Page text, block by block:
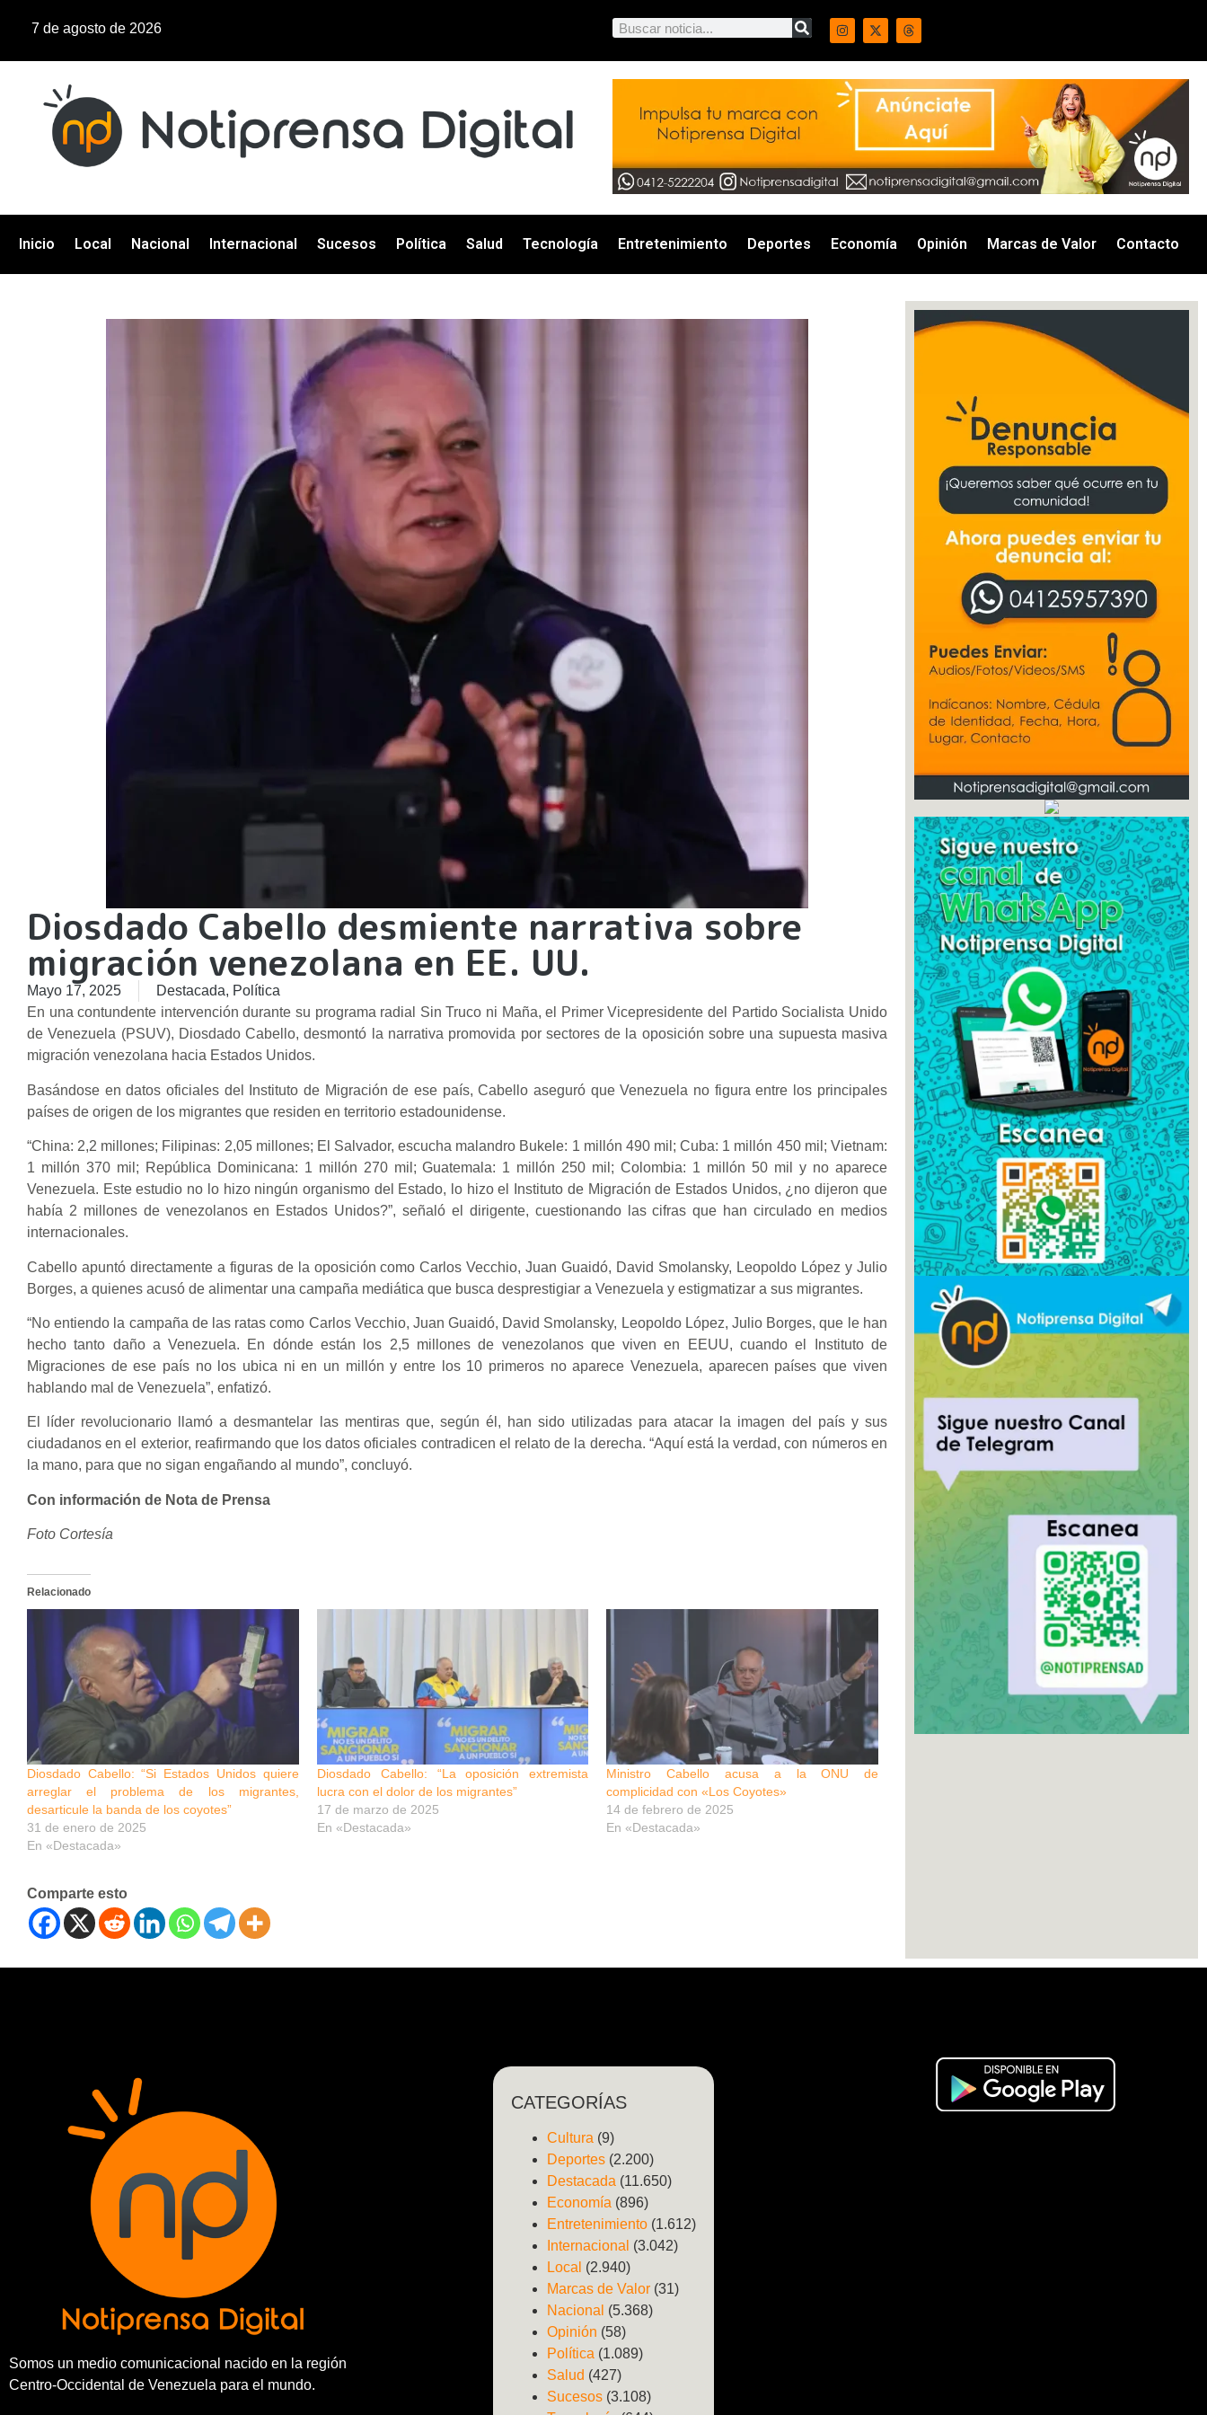
7 de agosto de 2026
Inicio Local Nacional Internacional Sucesos Política Salud Tecnología Entretenimiento Deportes Economía Opinión Marcas de Valor Contacto
Diosdado Cabello desmiente narrativa sobre
migración venezolana en EE. UU.
Mayo 17, 2025 Destacada, Política
En una contundente intervención durante su programa radial Sin Truco ni Maña, el Primer Vicepresidente del Partido Socialista Unido
de Venezuela (PSUV), Diosdado Cabello, desmontó la narrativa promovida por sectores de la oposición sobre una supuesta masiva
migración venezolana hacia Estados Unidos.
Basándose en datos oficiales del Instituto de Migración de ese país, Cabello aseguró que Venezuela no figura entre los principales
países de origen de los migrantes que residen en territorio estadounidense.
“China: 2,2 millones; Filipinas: 2,05 millones; El Salvador, escucha malandro Bukele: 1 millón 490 mil; Cuba: 1 millón 450 mil; Vietnam:
1 millón 370 mil; República Dominicana: 1 millón 270 mil; Guatemala: 1 millón 250 mil; Colombia: 1 millón 50 mil y no aparece
Venezuela. Este estudio no lo hizo ningún organismo del Estado, lo hizo el Instituto de Migración de Estados Unidos, ¿no dijeron que
había 2 millones de venezolanos en Estados Unidos?”, señaló el dirigente, cuestionando las cifras que han circulado en medios
internacionales.
Cabello apuntó directamente a figuras de la oposición como Carlos Vecchio, Juan Guaidó, David Smolansky, Leopoldo López y Julio
Borges, a quienes acusó de alimentar una campaña mediática que busca desprestigiar a Venezuela y estigmatizar a sus migrantes.
“No entiendo la campaña de las ratas como Carlos Vecchio, Juan Guaidó, David Smolansky, Leopoldo López, Julio Borges, que le han
hecho tanto daño a Venezuela. En dónde están los 2,5 millones de venezolanos que viven en EEUU, cuando el Instituto de
Migraciones de ese país no los ubica ni en un millón y entre los 10 primeros no aparece Venezuela, aparecen países que viven
hablando mal de Venezuela”, enfatizó.
El líder revolucionario llamó a desmantelar las mentiras que, según él, han sido utilizadas para atacar la imagen del país y sus
ciudadanos en el exterior, reafirmando que los datos oficiales contradicen el relato de la derecha. “Aquí está la verdad, con números en
la mano, para que no sigan engañando al mundo”, concluyó.
Con información de Nota de Prensa
Foto Cortesía
Relacionado
Diosdado Cabello: “Si Estados Unidos quiere
arreglar el problema de los migrantes,
desarticule la banda de los coyotes”
31 de enero de 2025
En «Destacada»
Diosdado Cabello: “La oposición extremista
lucra con el dolor de los migrantes”
17 de marzo de 2025
En «Destacada»
Ministro Cabello acusa a la ONU de
complicidad con «Los Coyotes»
14 de febrero de 2025
En «Destacada»
Comparte esto
Somos un medio comunicacional nacido en la región
Centro-Occidental de Venezuela para el mundo.
CATEGORÍAS
Cultura (9)
Deportes(2.200)
Destacada (11.650)
Economía (896)
Entretenimiento(1.612)
Internacional (3.042)
Local (2.940)
Marcas de Valor(31)
Nacional (5.368)
Opinión (58)
Política (1.089)
Salud (427)
Sucesos(3.108)